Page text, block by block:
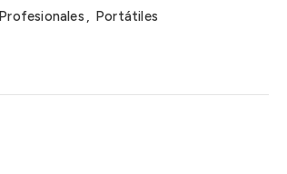
, Portátiles